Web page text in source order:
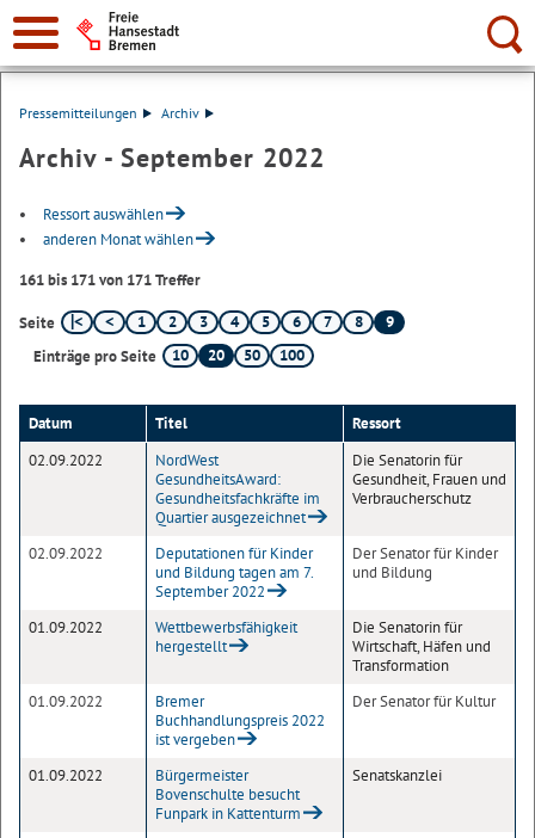
Suche:
Pressemitteilungen Archiv
Archiv - September 2022
Ressort auswählen
anderen Monat wählen
161 bis 171 von 171 Treffer
Seite 1 2 3 4 5 6 7 8
9
Einträge pro Seite
10 20 50 100
Datum Titel
Ressort
02.09.2022
NordWest
GesundheitsAward:
Gesundheitsfachkräfte im
Quartier ausgezeichnet
Die Senatorin für
Gesundheit, Frauen und
Verbraucherschutz
02.09.2022
Deputationen für Kinder
und Bildung tagen am 7.
September 2022
Der Senator für Kinder
und Bildung
01.09.2022
Wettbewerbsfähigkeit
hergestellt
Die Senatorin für
Wirtschaft, Häfen und
Transformation
01.09.2022
Bremer
Buchhandlungspreis 2022
ist vergeben
Der Senator für Kultur
01.09.2022
Bürgermeister
Bovenschulte besucht
Funpark in Kattenturm
Senatskanzlei